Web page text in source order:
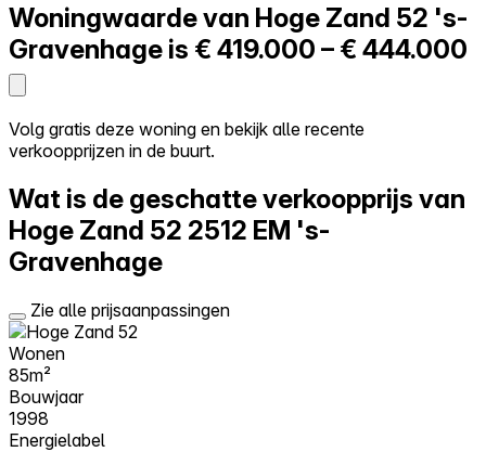
Zelf kopen
Alles-in-één
Reviews
Log in
Probeer Walter gratis
Woningwaarde van Hoge Zand 52 's-
Gravenhage is € 419.000 – € 444.000
Volg gratis deze woning en bekijk alle recente
verkoopprijzen in de buurt.
Wat is de geschatte verkoopprijs van
Hoge Zand 52 2512 EM 's-
Gravenhage
Zie alle prijsaanpassingen
Wonen
85m²
Bouwjaar
1998
Energielabel